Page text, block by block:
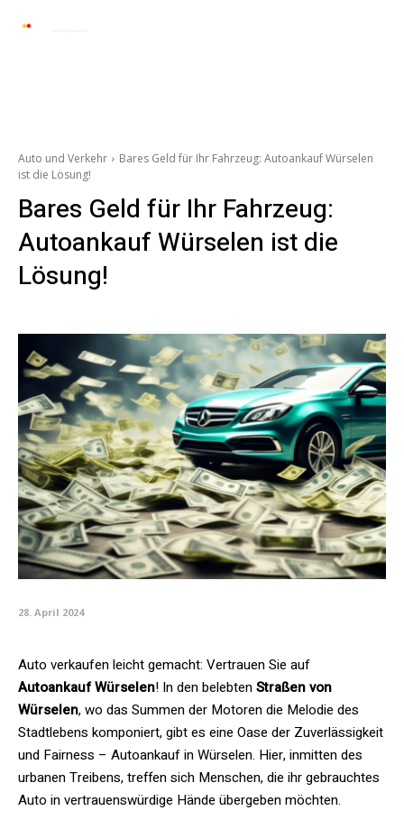
Auto und Verkehr
Bares Geld für Ihr Fahrzeug: Autoankauf Würselen
ist die Lösung!
Bares Geld für Ihr Fahrzeug:
Autoankauf Würselen ist die
Lösung!
28. April 2024
Auto verkaufen leicht gemacht: Vertrauen Sie auf
Autoankauf Würselen! In den belebtenStraßen von
Würselen, wo das Summen der Motoren die Melodie des
Stadtlebens komponiert, gibt es eine Oase der Zuverlässigkeit
und Fairness – Autoankauf in Würselen. Hier, inmitten des
urbanen Treibens, treffen sich Menschen, die ihr gebrauchtes
Auto in vertrauenswürdige Hände übergeben möchten.